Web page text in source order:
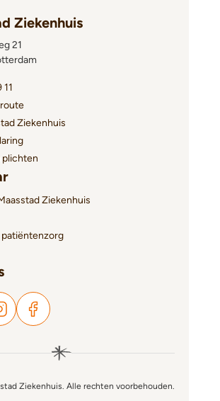
Ziekenhuis
21
11
Ziekenhuis
plichten
Ziekenhuis
Ziekenhuis. Alle rechten voorbehouden.